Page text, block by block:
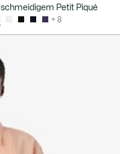
Petit Piqué
+ 8